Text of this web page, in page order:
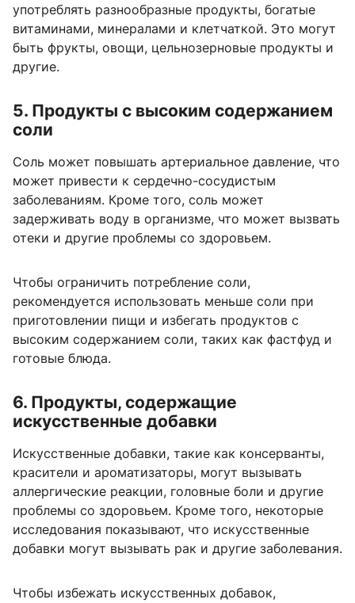
употреблять разнообразные продукты, богатые
витаминами, минералами и клетчаткой. Это могут
быть фрукты, овощи, цельнозерновые продукты и
другие.
5. Продукты с высоким содержанием
соли
Соль может повышать артериальное давление, что
может привести к сердечно-сосудистым
заболеваниям. Кроме того, соль может
задерживать воду в организме, что может вызвать
отеки и другие проблемы со здоровьем.
Чтобы ограничить потребление соли,
рекомендуется использовать меньше соли при
приготовлении пищи и избегать продуктов с
высоким содержанием соли, таких как фастфуд и
готовые блюда.
6. Продукты, содержащие
искусственные добавки
Искусственные добавки, такие как консерванты,
красители и ароматизаторы, могут вызывать
аллергические реакции, головные боли и другие
проблемы со здоровьем. Кроме того, некоторые
исследования показывают, что искусственные
добавки могут вызывать рак и другие заболевания.
Чтобы избежать искусственных добавок,